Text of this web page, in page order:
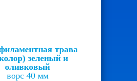
трава
зеленый и
оливковый
ворс 40 мм